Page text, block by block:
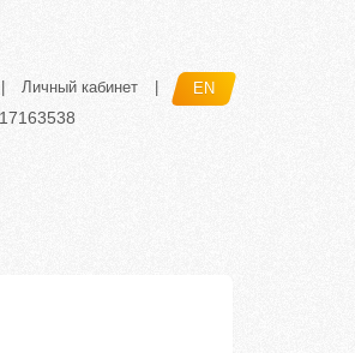
Личный кабинет EN
17163538